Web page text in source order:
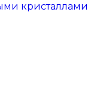
кристаллами